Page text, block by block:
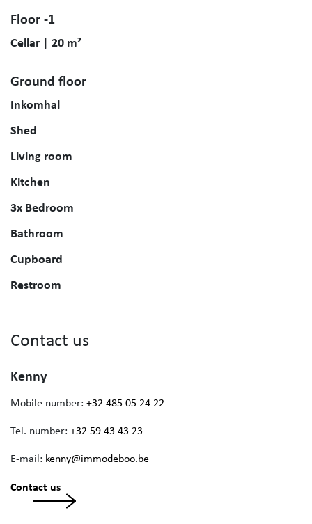
Floor -1
Cellar | 20 m²
Ground floor
Inkomhal
Shed
Living room
Kitchen
3x Bedroom
Bathroom
Cupboard
Restroom
Contact us
Kenny
Mobile number: +32 485 05 24 22
Tel. number: +32 59 43 43 23
E-mail: kenny@immodeboo.be
Contact us